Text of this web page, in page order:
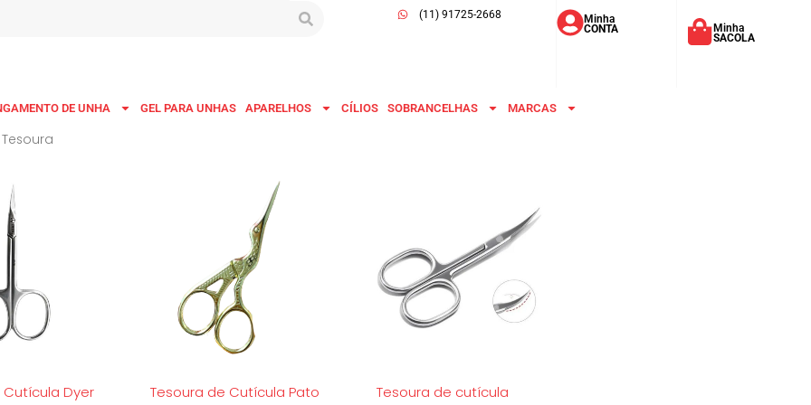
(11) 91725-2668 Minha
CONTA Minha
SACOLA
DE UNHA GEL PARA UNHAS APARELHOS CÍLIOS SOBRANCELHAS MARCAS
Dyer
Tesoura de Cutícula Pato
Tesoura de cutícula